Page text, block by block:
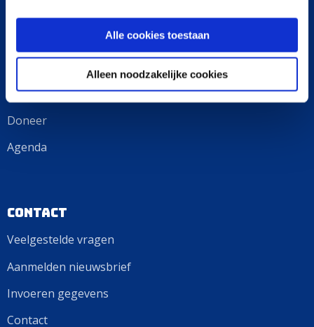
Alle cookies toestaan
Alleen noodzakelijke cookies
Word onderzoeker
Word partner
Doneer
Agenda
Contact
Veelgestelde vragen
Aanmelden nieuwsbrief
Invoeren gegevens
Contact